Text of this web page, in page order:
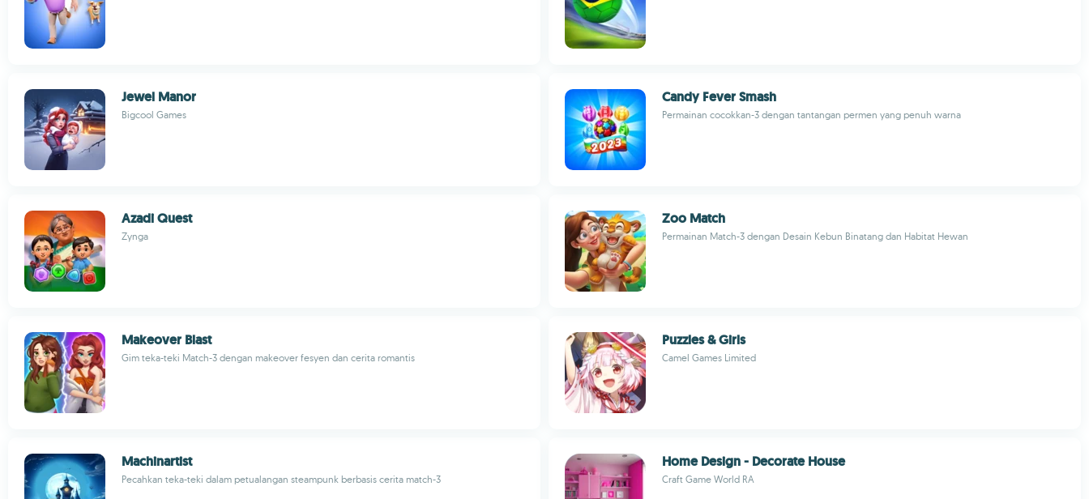
Jewel Manor
Bigcool Games
Candy Fever Smash
Permainan cocokkan-3 dengan tantangan permen yang penuh warna
Azadi Quest
Zynga
Zoo Match
Permainan Match-3 dengan Desain Kebun Binatang dan Habitat Hewan
Makeover Blast
Gim teka-teki Match-3 dengan makeover fesyen dan cerita romantis
Puzzles & Girls
Camel Games Limited
Machinartist
Pecahkan teka-teki dalam petualangan steampunk berbasis cerita match-3
Home Design - Decorate House
Craft Game World RA